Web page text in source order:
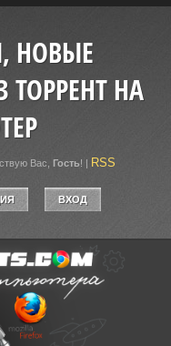
НОВЫЕ
НА
Вас Гость! | RSS
ВХОД